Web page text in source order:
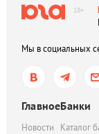
18+
Мы в социальных
Главное
Новости
Банки
Каталог